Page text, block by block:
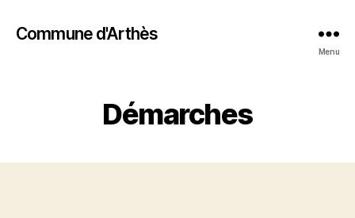
Commune d'Arthès
Menu
Démarches